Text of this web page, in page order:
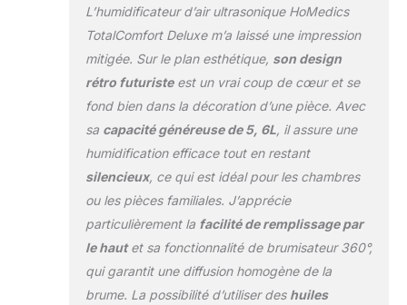
des huiles
RESERVOIR
HYGIENIQUE –
Technologie Clear
Tank pour protéger
moisissures et du
mildiou.
Remplissage par le
dessus. INCLUT – 1
cartouche de
déminéralisation,
plateau à huiles
essentielles avec 3
huiles
L’humidificateur d’air ultrasonique HoMedics
TotalComfort Deluxe m’a laissé une impression
mitigée. Sur le plan esthétique, son design
rétro futuristeest un vrai coup de cœur et se
fond bien dans la décoration d’une pièce. Avec
sa capacité généreuse de 5, 6L, il assure une
humidification efficace tout en restant
silencieux, ce qui est idéal pour les chambres
ou les pièces familiales. J’apprécie
particulièrement la facilité de remplissage par
le hautet sa fonctionnalité de brumisateur 360°,
qui garantit une diffusion homogène de la
brume. La possibilité d’utiliser des huiles